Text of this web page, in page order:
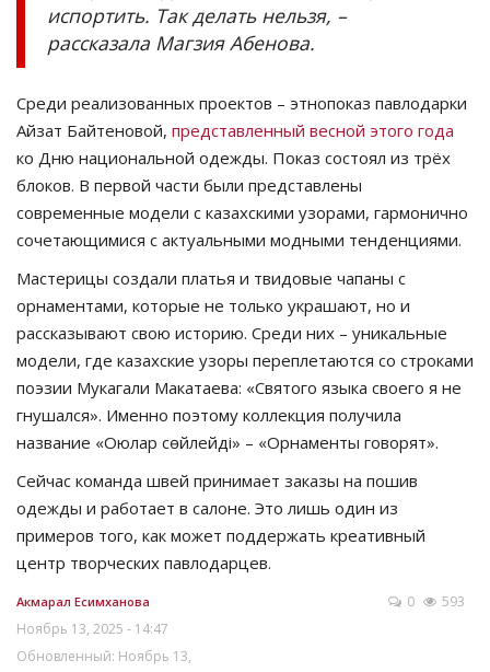
испортить. Так делать нельзя, –
рассказала Магзия Абенова.
Среди реализованных проектов – этнопоказ павлодарки
Айзат Байтеновой, представленный весной этого года
ко Дню национальной одежды. Показ состоял из трёх
блоков. В первой части были представлены
современные модели с казахскими узорами, гармонично
сочетающимися с актуальными модными тенденциями.
Мастерицы создали платья и твидовые чапаны с
орнаментами, которые не только украшают, но и
рассказывают свою историю. Среди них – уникальные
модели, где казахские узоры переплетаются со строками
поэзии Мукагали Макатаева: «Святого языка своего я не
гнушался». Именно поэтому коллекция получила
название «Оюлар сөйлейді» – «Орнаменты говорят».
Сейчас команда швей принимает заказы на пошив
одежды и работает в салоне. Это лишь один из
примеров того, как может поддержать креативный
центр творческих павлодарцев.
Акмарал Есимханова
Ноябрь 13, 2025 - 14:47
Обновленный: Ноябрь 13,
0 593